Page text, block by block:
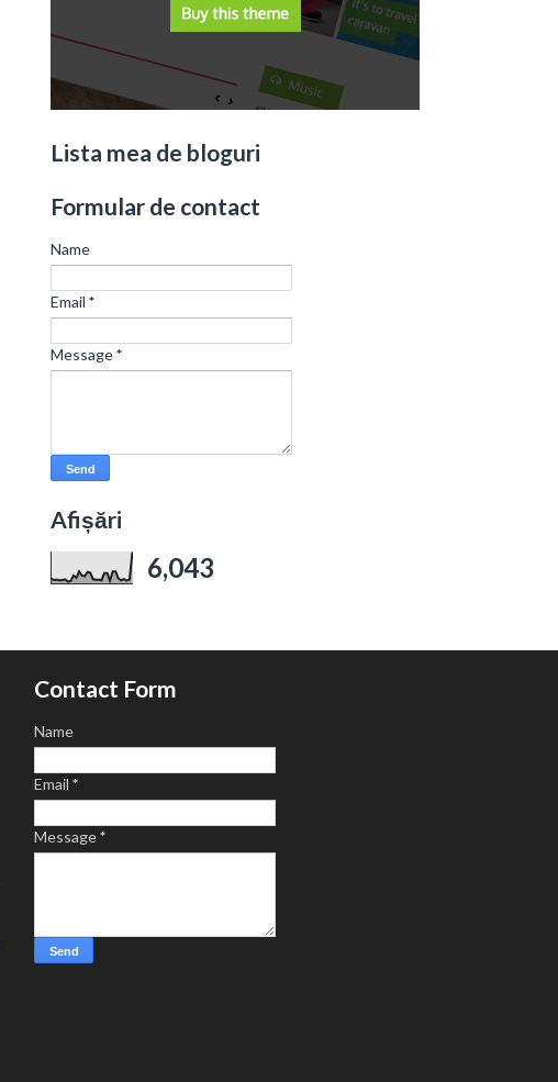
Lista mea de bloguri
Formular de contact
Name
Email *
Message*
Afișări
6,043
Contact Form
Name
Email*
Message*